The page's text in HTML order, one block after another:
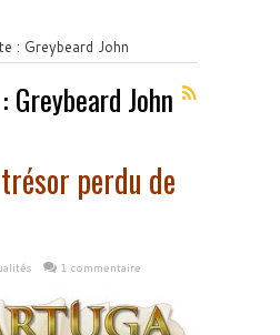
: Greybeard John
Greybeard John
perdu de
1 commentaire